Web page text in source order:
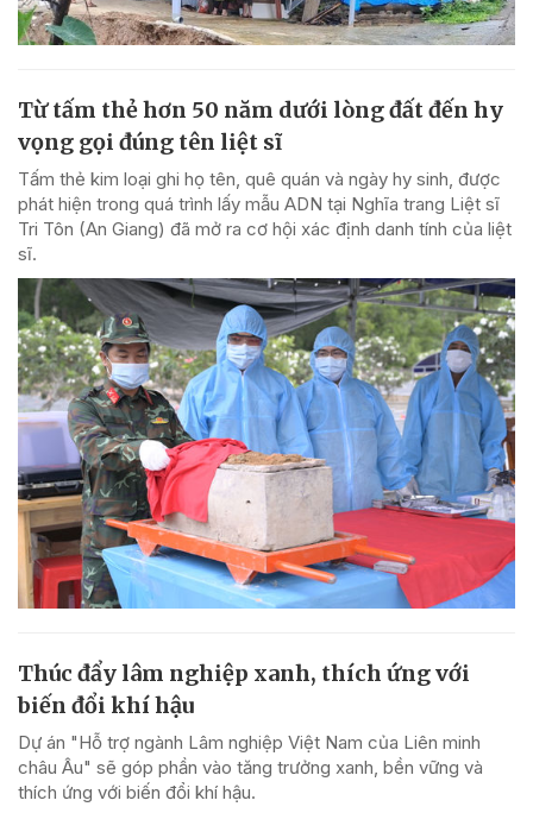
Từ tấm thẻ hơn 50 năm dưới lòng đất đến hy
vọng gọi đúng tên liệt sĩ
Tấm thẻ kim loại ghi họ tên, quê quán và ngày hy sinh, được
phát hiện trong quá trình lấy mẫu ADN tại Nghĩa trang Liệt sĩ
Tri Tôn (An Giang) đã mở ra cơ hội xác định danh tính của liệt
sĩ.
Thúc đẩy lâm nghiệp xanh, thích ứng với
biến đổi khí hậu
Dự án "Hỗ trợ ngành Lâm nghiệp Việt Nam của Liên minh
châu Âu" sẽ góp phần vào tăng trưởng xanh, bền vững và
thích ứng với biến đổi khí hậu.